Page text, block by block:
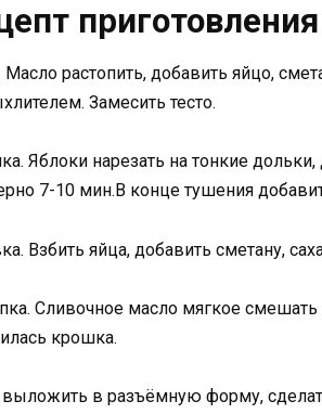
приготовления
Масло растопить, добавить яйцо,
Замесить тесто.
Яблоки нарезать на тонкие
7-10 мин.В конце тушения
Взбить яйца, добавить сметану,
Сливочное масло мягкое
крошка.
выложить в разъёмную форму,